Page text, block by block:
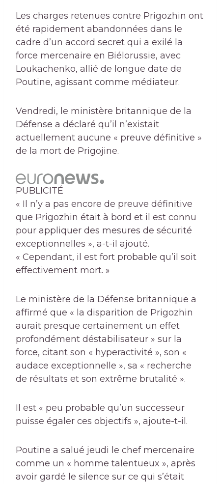
Les charges retenues contre Prigozhin ont
été rapidement abandonnées dans le
cadre d’un accord secret qui a exilé la
force mercenaire en Biélorussie, avec
Loukachenko, allié de longue date de
Poutine, agissant comme médiateur.
Vendredi, le ministère britannique de la
Défense a déclaré qu’il n’existait
actuellement aucune « preuve définitive »
de la mort de Prigojine.
PUBLICITÉ
« Il n’y a pas encore de preuve définitive
que Prigozhin était à bord et il est connu
pour appliquer des mesures de sécurité
exceptionnelles », a-t-il ajouté.
« Cependant, il est fort probable qu’il soit
effectivement mort. »
Le ministère de la Défense britannique a
affirmé que « la disparition de Prigozhin
aurait presque certainement un effet
profondément déstabilisateur » sur la
force, citant son « hyperactivité », son «
audace exceptionnelle », sa « recherche
de résultats et son extrême brutalité ».
Il est « peu probable qu’un successeur
puisse égaler ces objectifs », ajoute-t-il.
Poutine a salué jeudi le chef mercenaire
comme un « homme talentueux », après
avoir gardé le silence sur ce qui s’était